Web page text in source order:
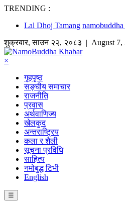
TRENDING :
Lal Dhoj Tamang
शुक्रबार,साउन २२, २०८३ | August 7,
×
गृहपृष्ठ
सङ्घीय समाचार
राजनीति
प्रवास
अर्थवाणिज्य
खेलकुद
अन्तराष्ट्रिय
कला र शैली
सूचना प्रविधि
साहित्य
नमोबुद्ध टिभी
English
☰